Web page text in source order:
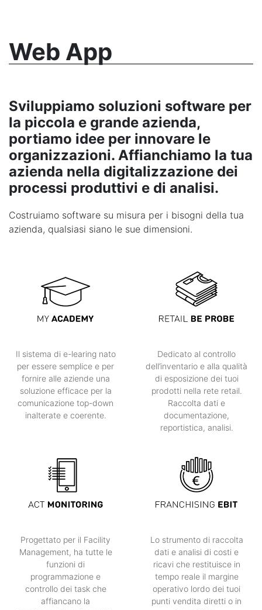
Web App
Sviluppiamo soluzioni software per
la piccola e grande azienda,
portiamo idee per innovare le
organizzazioni. Affianchiamo la tua
azienda nella digitalizzazione dei
processi produttivi e di analisi.
Costruiamo software su misura per i bisogni della tua
azienda, qualsiasi siano le sue dimensioni.
Il sistema di e-learing nato
per essere semplice e per
fornire alle aziende una
soluzione efficace per la
comunicazione top-down
inalterate e coerente.
Dedicato al controllo
dell’inventario e alla qualità
di esposizione dei tuoi
prodotti nella rete retail.
Raccolta dati e
documentazione,
reportistica, analisi.
Progettato per il Facility
Management, ha tutte le
funzioni di
programmazione e
controllo dei task che
affiancano la
Lo strumento di raccolta
dati e analisi di costi e
ricavi che restituisce in
tempo reale il margine
operativo lordo dei tuoi
punti vendita diretti o in